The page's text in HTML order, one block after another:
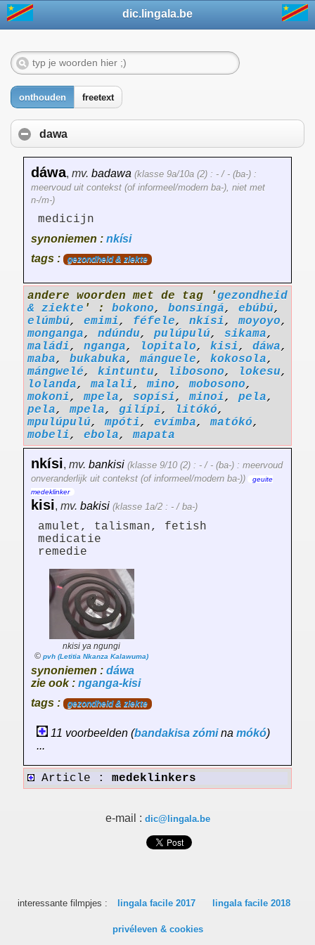
dic.lingala.be
onthouden freetext
dawa
dáwa, mv. badawa (klasse 9a/10a (2) : - / - (ba-) :
meervoud uit contekst (of informeel/modern ba-), niet met
n-/m-)
medicijn
synoniemen : nkísi
tags :
gezondheid & ziekte
andere woorden met de tag 'gezondheid
& ziekte ' : bokono, bonsíngá, ebúbú,
elúmbú, emimi, féfele, nkísi,moyoyo,
monganga, ndúndu, pulúpulú, sikama,
maládi, nganga, lopitalo, kisi, dáwa,
maba, bukabuka,mánguele, kokosola,
mángwelé, kintuntu, libosono, lokesu,
lolanda,malali,mino,mobosono,
mokoni,mpela, sopísi,minoi, pela,
pela,mpela, gilípi, litókó,
mpulúpulú,mpóti, evímba,matókó,
mobeli, ebola,mapata
nkísi, mv. bankisi (klasse 9/10 (2) : - / - (ba-) : meervoud
onveranderlijk uit contekst (of informeel/modern ba-))
geuite
medeklinker
kisi, mv. bakisi (klasse 1a/2 : - / ba-)
amulet, talisman, fetish
medicatie
remedie
nkisi ya ngungi
© pvh (Letitia Nkanza Kalawuma)
synoniemen : dáwa
zie ook : nganga-kisi
tags :
gezondheid & ziekte
11 voorbeelden (bandakisa zómina mókó)
...
Article : medeklinkers
e-mail : dic@lingala.be
interessante filmpjes : lingala facile 2017 lingala facile 2018
privéleven & cookies